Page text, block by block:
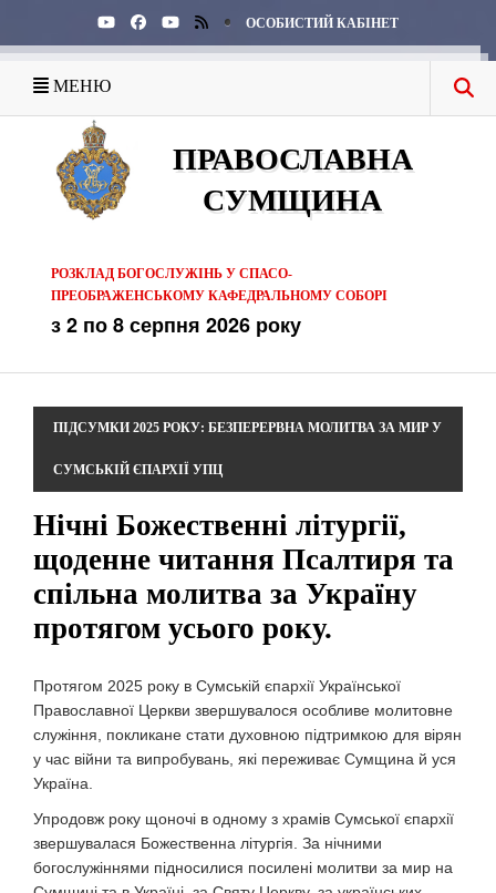
ОСОБИСТИЙ КАБІНЕТ
МЕНЮ
ПРАВОСЛАВНА
СУМЩИНА
РОЗКЛАД БОГОСЛУЖІНЬ У СПАСО-
ПРЕОБРАЖЕНСЬКОМУ КАФЕДРАЛЬНОМУ СОБОРІ
з 2 по 8 серпня 2026 року
ПІДСУМКИ 2025 РОКУ: БЕЗПЕРЕРВНА МОЛИТВА ЗА МИР У
СУМСЬКІЙ ЄПАРХІЇ УПЦ
Нічні Божественні літургії,
щоденне читання Псалтиря та
спільна молитва за Україну
протягом усього року.
Протягом 2025 року в Сумській єпархії Української
Православної Церкви звершувалося особливе молитовне
служіння, покликане стати духовною підтримкою для вірян
у час війни та випробувань, які переживає Сумщина й уся
Україна.
Упродовж року щоночі в одному з храмів Сумської єпархії
звершувалася Божественна літургія. За нічними
богослужіннями підносилися посилені молитви за мир на